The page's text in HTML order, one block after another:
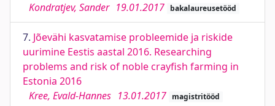
Kondratjev, Sander 19.01.2017 bakalaureusetööd
7. Jõevähi kasvatamise probleemide ja riskide
uurimine Eestis aastal 2016. Researching
problems and risk of noble crayfish farming in
Estonia 2016
Kree, Evald-Hannes 13.01.2017 magistritööd